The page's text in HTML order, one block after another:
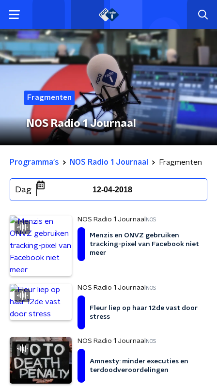
Fragmenten
NOS Radio 1 Journaal
Programma's NOS Radio 1 Journaal Fragmenten
Dag 12-04-2018
NOS Radio 1 Journaal NOS
Menzis en ONVZ gebruiken
tracking-pixel van Facebook niet
meer
NOS Radio 1 Journaal NOS
Fleur liep op haar 12de vast door
stress
NOS Radio 1 Journaal NOS
Amnesty: minder executies en
terdoodveroordelingen